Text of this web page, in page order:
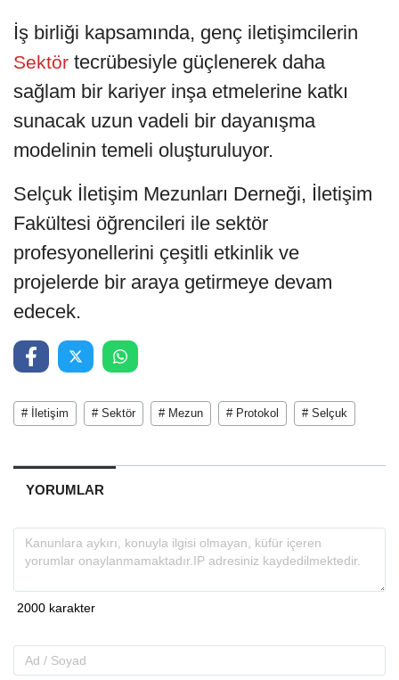
İş birliği kapsamında, genç iletişimcilerin
Sektör tecrübesiyle güçlenerek daha
sağlam bir kariyer inşa etmelerine katkı
sunacak uzun vadeli bir dayanışma
modelinin temeli oluşturuluyor.
Selçuk İletişim Mezunları Derneği, İletişim
Fakültesi öğrencileri ile sektör
profesyonellerini çeşitli etkinlik ve
projelerde bir araya getirmeye devam
edecek.
# İletişim # Sektör # Mezun # Protokol # Selçuk
YORUMLAR